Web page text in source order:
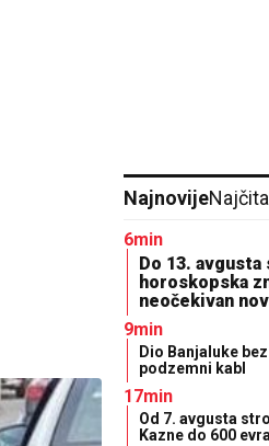
Najnovije
6min
Do 13.
horoskopska
neočekivan
9min
Dio Banjaluke
podzemni kabl
17min
Od 7. avgusta
Kazne do 600